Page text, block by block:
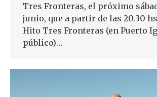
Tres Fronteras, el próximo
junio, que a partir de las 20.30
Hito Tres Fronteras (en Puerto
público)…